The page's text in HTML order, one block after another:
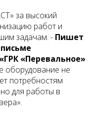
за высокий
работ и
задачам. - Пишет
«Перевальное»
оборудование не
потребностям
для работы в